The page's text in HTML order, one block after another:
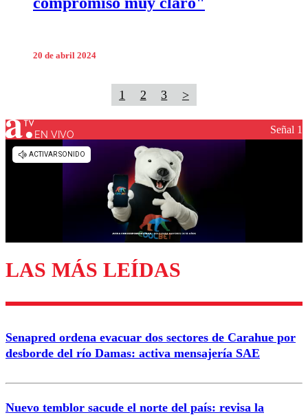
20 de abril 2024
1 2 3 >
EN VIVO Señal 1
LAS MÁS LEÍDAS
Senapred ordena evacuar dos sectores de Carahue por
desborde del río Damas: activa mensajería SAE
Nuevo temblor sacude el norte del país: revisa la